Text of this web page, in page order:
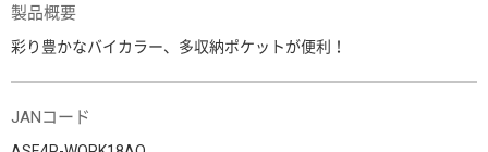
製品概要
彩り豊かなバイカラー、多収納ポケットが便利！
JANコード